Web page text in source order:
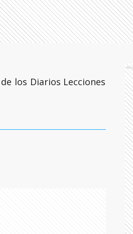
los Diarios Lecciones
Ads